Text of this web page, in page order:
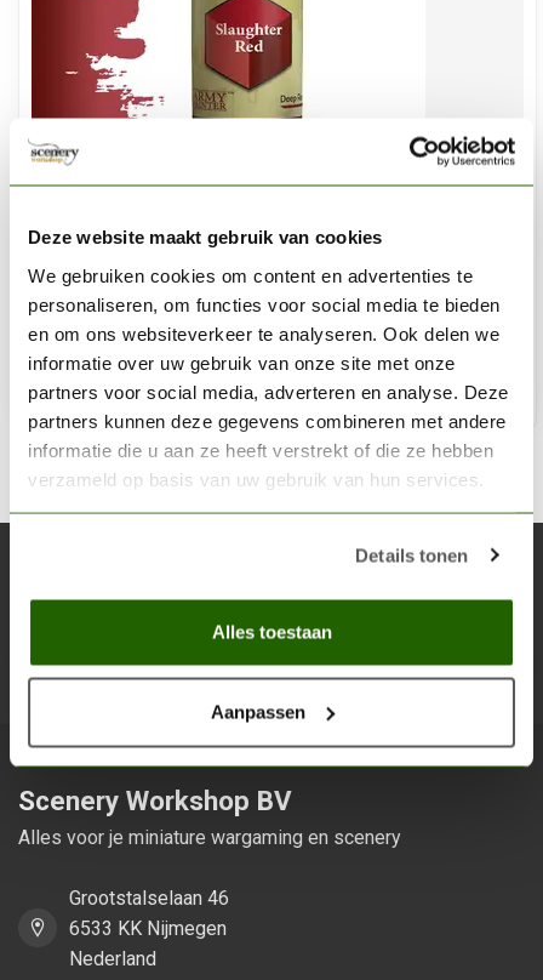
Deze website maakt gebruik van cookies
We gebruiken cookies om content en advertenties te
personaliseren, om functies voor social media te bieden
en om ons websiteverkeer te analyseren. Ook delen we
informatie over uw gebruik van onze site met onze
partners voor social media, adverteren en analyse. Deze
partners kunnen deze gegevens combineren met andere
informatie die u aan ze heeft verstrekt of die ze hebben
verzameld op basis van uw gebruik van hun services.
Details tonen
Alles toestaan
Aanpassen
Slaughter Red - Speedpaint - 18ml - WP2012
€4,09
Niet op voorraad
Blijf op de hoogte over onze laatste acties
Scenery Workshop BV
Alles voor je miniature wargaming en scenery
Grootstalselaan 46
6533 KK Nijmegen
Nederland